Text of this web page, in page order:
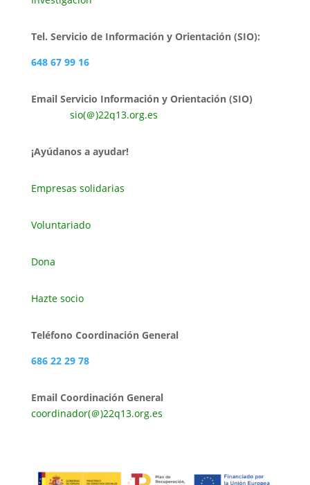
Tel. Servicio de Información y Orientación (SIO):
648 67 99 16
Email Servicio Información y Orientación (SIO)
sio(＠)22q13.org.es
¡Ayúdanos a ayudar!
Empresas solidarias
Voluntariado
Dona
Hazte socio
Teléfono Coordinación General
686 22 29 78
Email Coordinación General
coordinador(＠)22q13.org.es